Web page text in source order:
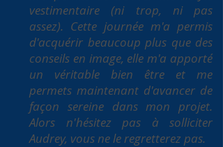
vestimentaire (ni trop, ni pas
assez). Cette journée m'a permis
d'acquérir beaucoup plus que des
conseils en image, elle m'a apporté
un véritable bien être et me
permets maintenant d'avancer de
façon sereine dans mon projet.
Alors n'hésitez pas à solliciter
Audrey, vous ne le regretterez pas.